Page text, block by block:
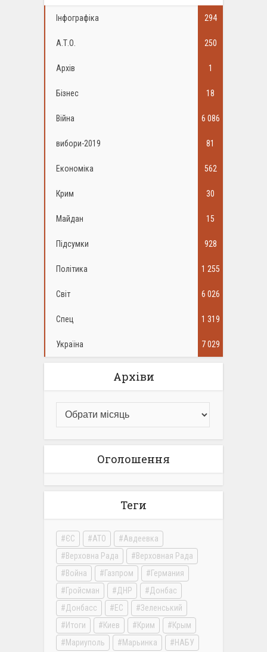
Інфографіка 294
А.Т.О. 250
Архів 1
Бізнес 18
Війна 6 086
вибори-2019 81
Економіка 562
Крим 30
Майдан 15
Підсумки 928
Політика 1 255
Світ 6 026
Спец 1 319
Україна 7 029
Архіви
Оголошення
Теги
ЄС АТО
Авдеевка
Верховна Рада
Верховная Рада
Война
Газпром
Германия
Гройсман
ДНР
Донбас
Донбасс
ЕС
Зеленський
Итоги
Киев Крим
Крым
Мариуполь
Марьинка НАБУ